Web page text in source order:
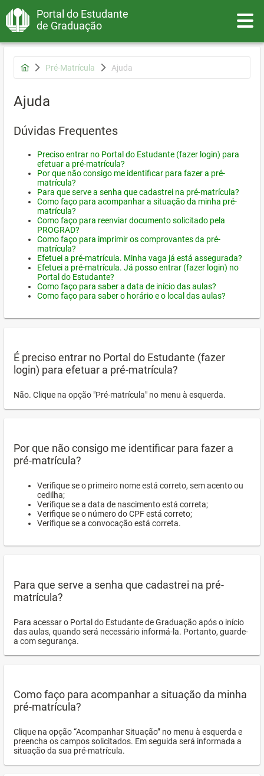
Portal do Estudante
de Graduação
Pré-Matrícula Ajuda
Ajuda
Dúvidas Frequentes
Preciso entrar no Portal do Estudante (fazer login) para
efetuar a pré-matrícula?
Por que não consigo me identificar para fazer a pré-
matrícula?
Para que serve a senha que cadastrei na pré-matrícula?
Como faço para acompanhar a situação da minha pré-
matrícula?
Como faço para reenviar documento solicitado pela
PROGRAD?
Como faço para imprimir os comprovantes da pré-
matrícula?
Efetuei a pré-matrícula. Minha vaga já está assegurada?
Efetuei a pré-matrícula. Já posso entrar (fazer login) no
Portal do Estudante?
Como faço para saber a data de início das aulas?
Como faço para saber o horário e o local das aulas?
É preciso entrar no Portal do Estudante (fazer
login) para efetuar a pré-matrícula?
Não. Clique na opção "Pré-matrícula" no menu à esquerda.
Por que não consigo me identificar para fazer a
pré-matrícula?
Verifique se o primeiro nome está correto, sem acento ou
cedilha;
Verifique se a data de nascimento está correta;
Verifique se o número do CPF está correto;
Verifique se a convocação está correta.
Para que serve a senha que cadastrei na pré-
matrícula?
Para acessar o Portal do Estudante de Graduação após o início
das aulas, quando será necessário informá-la. Portanto, guarde-
a com segurança.
Como faço para acompanhar a situação da minha
pré-matrícula?
Clique na opção “Acompanhar Situação” no menu à esquerda e
preencha os campos solicitados. Em seguida será informada a
situação da sua pré-matrícula.